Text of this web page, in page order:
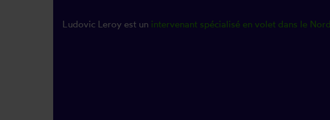
Ludovic Leroy est un intervenant spécialisé en volet dans le